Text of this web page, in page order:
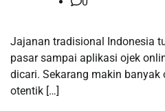
Jajanan tradisional Indonesia
pasar sampai aplikasi ojek
dicari. Sekarang makin banyak
otentik […]